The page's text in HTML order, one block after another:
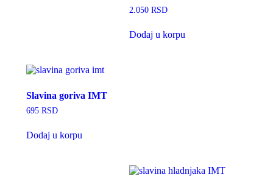
2.050RSD
Dodaj u korpu
Slavina goriva IMT
695 RSD
Dodaj u korpu